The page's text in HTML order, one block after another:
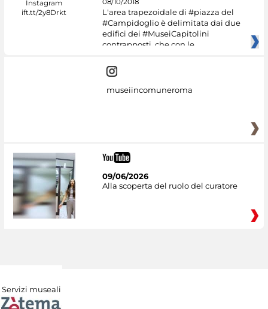
08/10/2018
L'area trapezoidale di #piazza del
#Campidoglio è delimitata dai due
edifici dei #MuseiCapitolini
contrapposti, che con le
museiincomuneroma
09/06/2026
Alla scoperta del ruolo del curatore
Servizi museali